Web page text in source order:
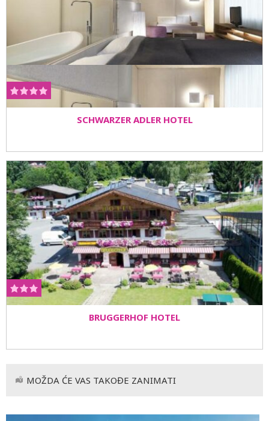
SCHWARZER ADLER HOTEL
BRUGGERHOF HOTEL
MOŽDA ĆE VAS TAKOĐE ZANIMATI